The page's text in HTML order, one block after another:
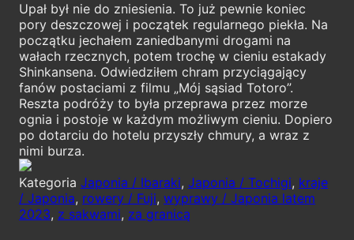
Upał był nie do zniesienia. To już pewnie koniec
pory deszczowej i początek regularnego piekła. Na
początku jechałem zaniedbanymi drogami na
wałach rzecznych, potem trochę w cieniu estakady
Shinkansena. Odwiedziłem chram przyciągający
fanów postaciami z filmu „Mój sąsiad Totoro”.
Reszta podróży to była przeprawa przez morze
ognia i postoje w każdym możliwym cieniu. Dopiero
po dotarciu do hotelu przyszły chmury, a wraz z
nimi burza.
Kategoria Japonia / Ibaraki, Japonia / Tochigi, kraje
/ Japonia, rowery / Fuji, wyprawy / Japonia latem
2023, z sakwami, za granicą